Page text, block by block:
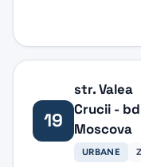
19
str. Valea
Crucii -
Moscova
URBANE